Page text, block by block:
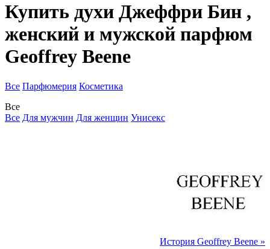
Купить духи Джеффри Бин ,
женский и мужской парфюм
Geoffrey Beene
Все Парфюмерия Косметика
Все
Все Для мужчин Для женщин Унисекс
История Geoffrey Beene »